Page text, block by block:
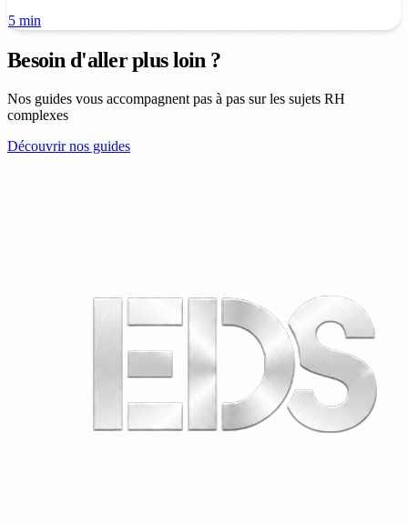
5 min
Besoin d'aller plus loin ?
Nos guides vous accompagnent pas à pas sur les sujets RH
complexes
Découvrir nos guides